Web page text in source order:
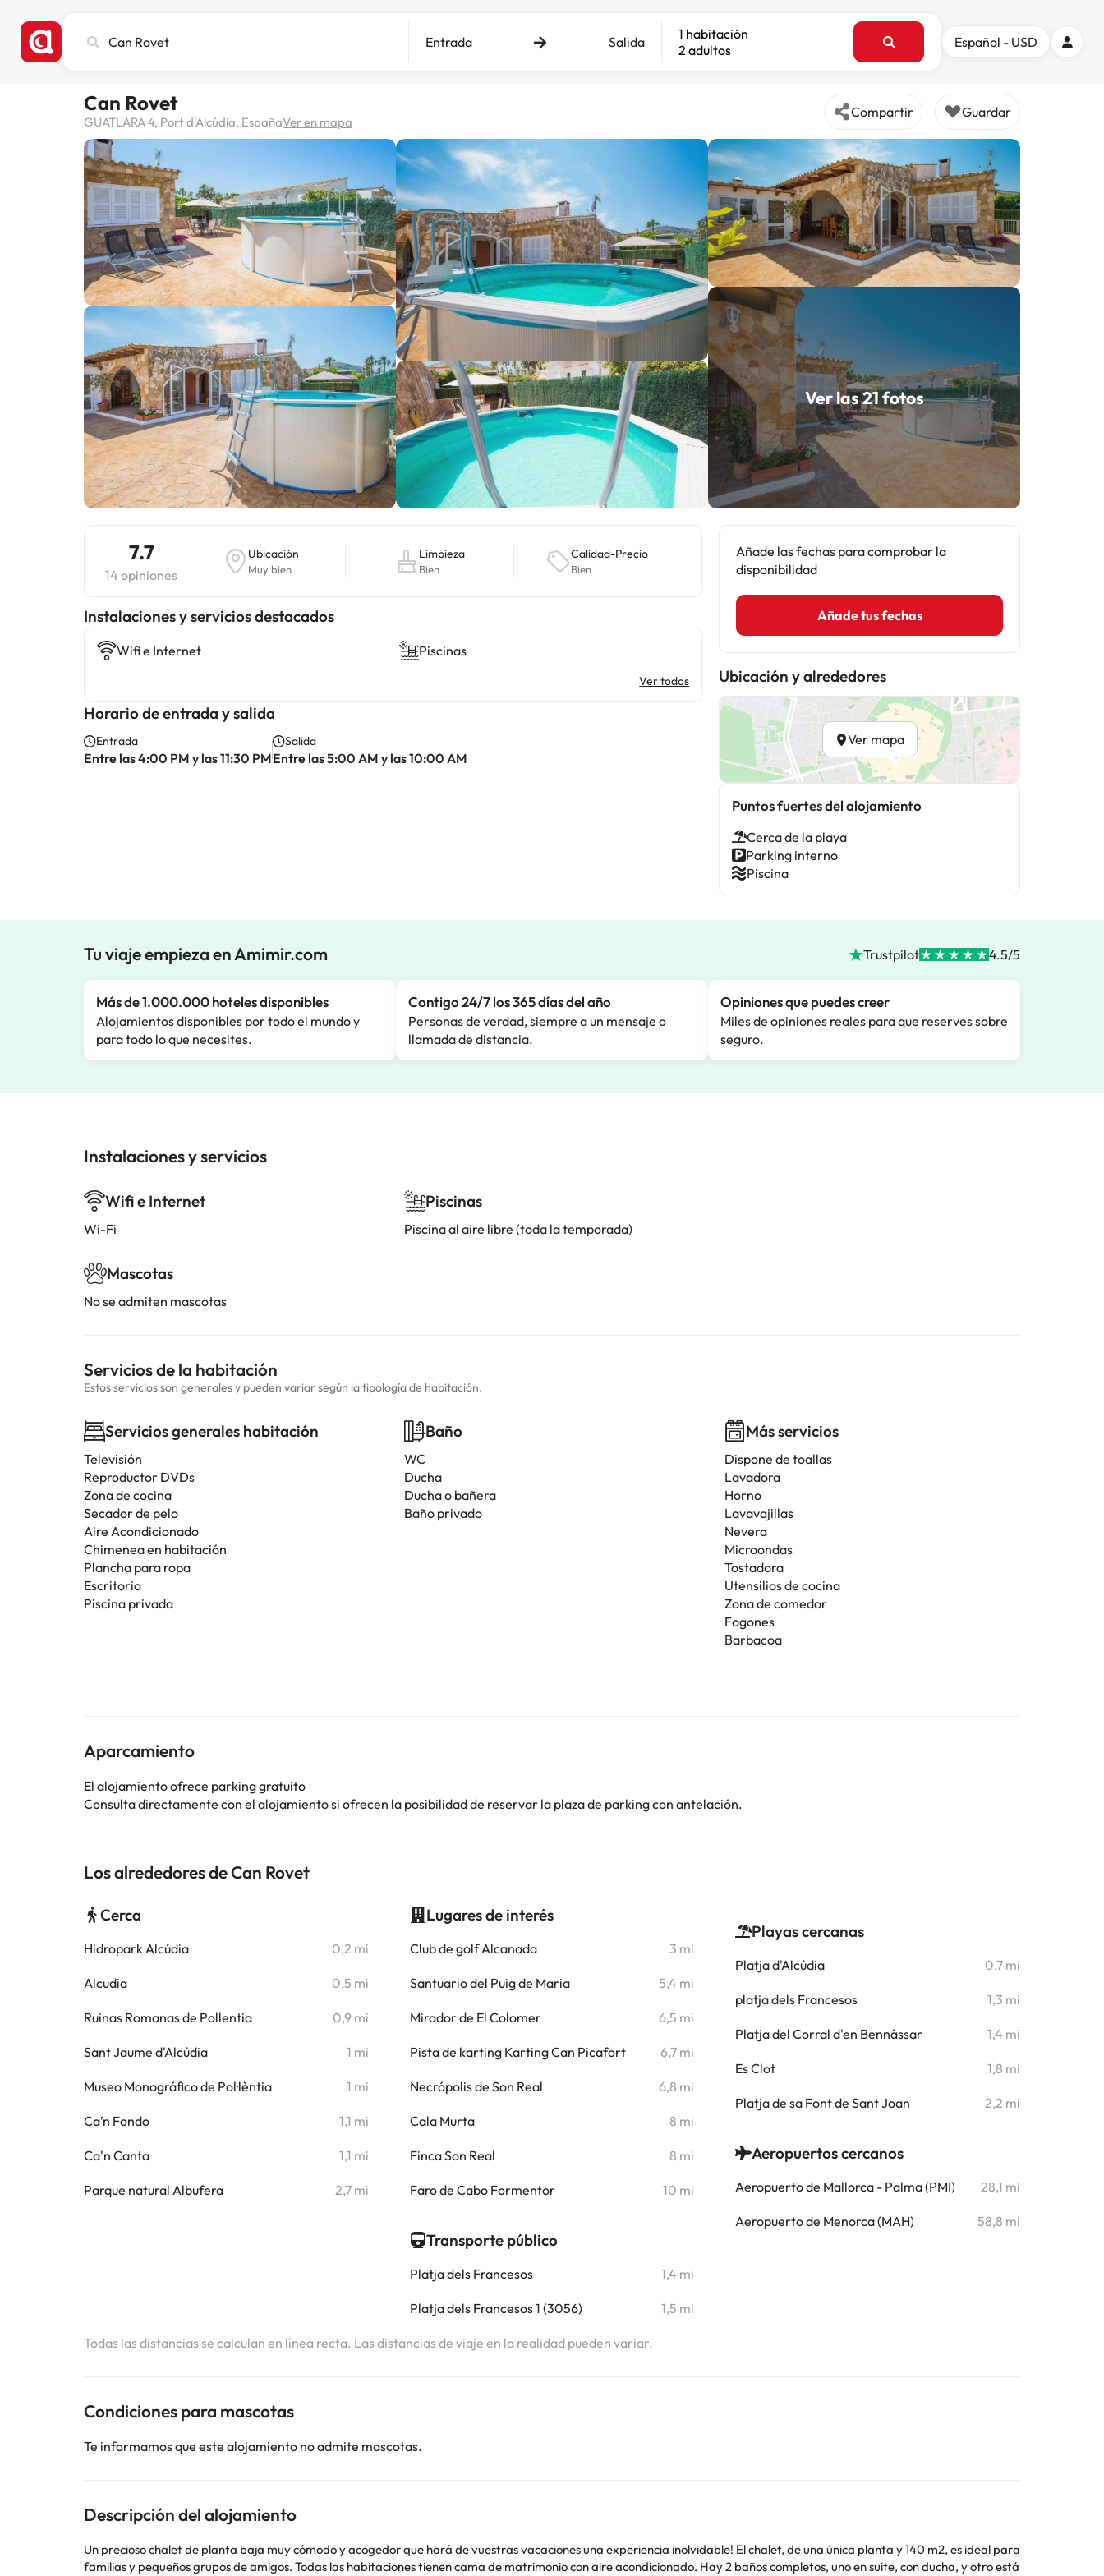
ciudad,
destino
Entrada Salida
1 habitación
2 adultos
Español - USD
Can Rovet
GUATLARA 4, Port d'Alcúdia, EspañaVer en mapa
Compartir Guardar
Ver las 21 fotos
7.7
14 opiniones
Ubicación
Muy bien
Limpieza
Bien
Calidad-Precio
Bien
Instalaciones y servicios destacados
Wifi e Internet Piscinas
Ver todos
Horario de entrada y salida
Entrada
Entre las 4:00 PM y las 11:30 PM
Salida
Entre las 5:00 AM y las 10:00 AM
Añade las fechas para comprobar la
disponibilidad
Añade tus fechas
Ubicación y alrededores
Ver mapa
Puntos fuertes del alojamiento
Cerca de la playa
Parking interno
Piscina
Tu viaje empieza en Amimir.com Trustpilot 4.5/5
Más de 1.000.000 hoteles disponibles
Alojamientos disponibles por todo el mundo y
para todo lo que necesites.
Contigo 24/7 los 365 días del año
Personas de verdad, siempre a un mensaje o
llamada de distancia.
Opiniones que puedes creer
Miles de opiniones reales para que reserves sobre
seguro.
Instalaciones y servicios
Wifi e Internet
Wi-Fi
Mascotas
No se admiten mascotas
Piscinas
Piscina al aire libre (toda la temporada)
Servicios de la habitación
Estos servicios son generales y pueden variar según la tipología de habitación.
Servicios generales habitación
Televisión
Reproductor DVDs
Zona de cocina
Secador de pelo
Aire Acondicionado
Chimenea en habitación
Plancha para ropa
Escritorio
Piscina privada
Baño
WC
Ducha
Ducha o bañera
Baño privado
Más servicios
Dispone de toallas
Lavadora
Horno
Lavavajillas
Nevera
Microondas
Tostadora
Utensilios de cocina
Zona de comedor
Fogones
Barbacoa
Aparcamiento
El alojamiento ofrece parking gratuito
Consulta directamente con el alojamiento si ofrecen la posibilidad de reservar la plaza de parking con antelación.
Los alrededores de Can Rovet
Cerca
Hidropark Alcúdia 0,2 mi
Alcudia 0,5 mi
Ruinas Romanas de Pollentia 0,9 mi
Sant Jaume d'Alcúdia 1 mi
Museo Monográfico de Pol·lèntia 1 mi
Ca’n Fondo 1,1 mi
Ca'n Canta 1,1 mi
Parque natural Albufera 2,7 mi
Lugares de interés
Club de golf Alcanada 3 mi
Santuario del Puig de Maria 5,4 mi
Mirador de El Colomer 6,5 mi
Pista de karting Karting Can Picafort 6,7 mi
Necrópolis de Son Real 6,8 mi
Cala Murta 8 mi
Finca Son Real 8 mi
Faro de Cabo Formentor 10 mi
Transporte público
Platja dels Francesos 1,4 mi
Platja dels Francesos 1 (3056) 1,5 mi
Playas cercanas
Platja d'Alcúdia 0,7 mi
platja dels Francesos 1,3 mi
Platja del Corral d'en Bennàssar 1,4 mi
Es Clot 1,8 mi
Platja de sa Font de Sant Joan 2,2 mi
Aeropuertos cercanos
Aeropuerto de Mallorca - Palma (PMI) 28,1 mi
Aeropuerto de Menorca (MAH) 58,8 mi
Todas las distancias se calculan en línea recta. Las distancias de viaje en la realidad pueden variar.
Condiciones para mascotas
Te informamos que este alojamiento no admite mascotas.
Descripción del alojamiento
Un precioso chalet de planta baja muy cómodo y acogedor que hará de vuestras vacaciones una experiencia inolvidable! El chalet, de una única planta y 140 m2, es ideal para
familias y pequeños grupos de amigos. Todas las habitaciones tienen cama de matrimonio con aire acondicionado. Hay 2 baños completos, uno en suite, con ducha, y otro está